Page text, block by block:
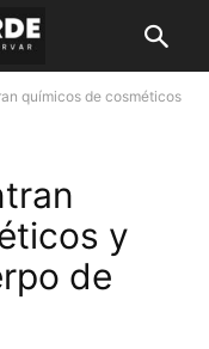
químicos de cosméticos
y
de